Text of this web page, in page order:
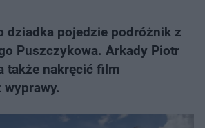
dziadka pojedzie podróżnik z
Puszczykowa. Arkady Piotr
także nakręcić film